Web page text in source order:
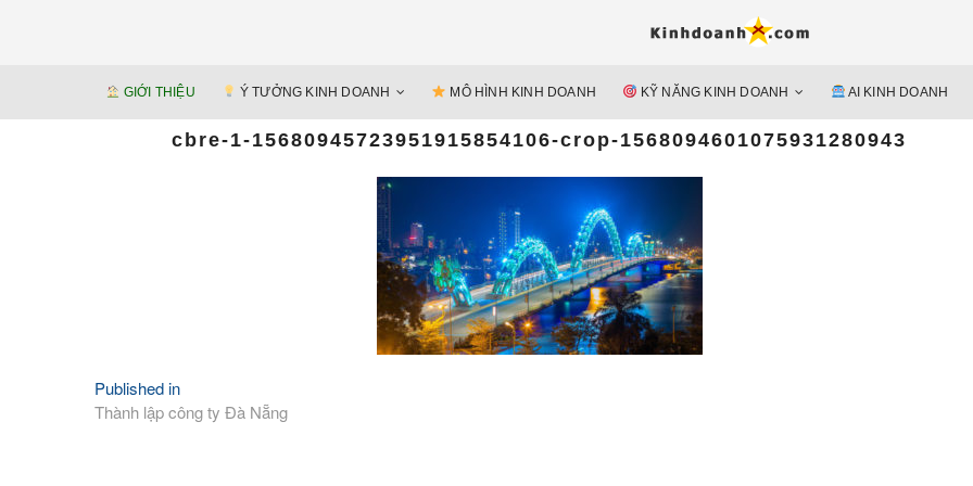
nguyên
GIỚI THIỆU Ý TƯỞNG KINH DOANH MÔ HÌNH KINH DOANH KỸ NĂNG KINH DOANH AI KINH DOANH
cbre-1-15680945723951915854106-crop-1568094601075931280943
Điều
hướng
Published in
Thành lập công ty Đà Nẵng